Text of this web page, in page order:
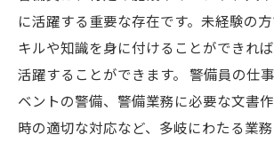
に活躍する重要な存在です。未経験の
キルや知識を身に付けることができれ
活躍することができます。 警備員の仕
ベントの警備、警備業務に必要な文書
時の適切な対応など、多岐にわたる業